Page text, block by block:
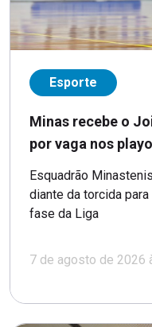
Esporte
Minas recebe o
por vaga nos
Esquadrão
diante da torcida
fase da Liga
7 de agosto de 2026